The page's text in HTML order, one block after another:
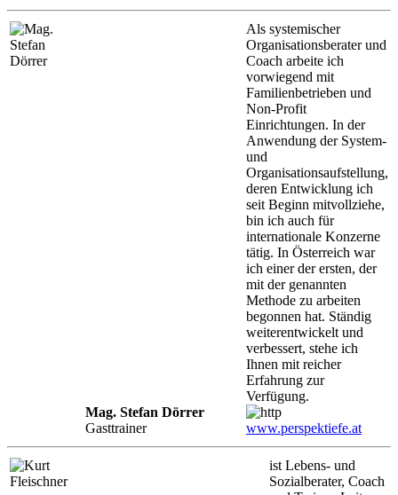
Mag. Stefan Dörrer
Gasttrainer
Als systemischer
Organisationsberater und
Coach arbeite ich
vorwiegend mit
Familienbetrieben und
Non-Profit
Einrichtungen. In der
Anwendung der System-
und
Organisationsaufstellung,
deren Entwicklung ich
seit Beginn mitvollziehe,
bin ich auch für
internationale Konzerne
tätig. In Österreich war
ich einer der ersten, der
mit der genannten
Methode zu arbeiten
begonnen hat. Ständig
weiterentwickelt und
verbessert, stehe ich
Ihnen mit reicher
Erfahrung zur
Verfügung.
www.perspektiefe.at
ist Lebens- und
Sozialberater, Coach